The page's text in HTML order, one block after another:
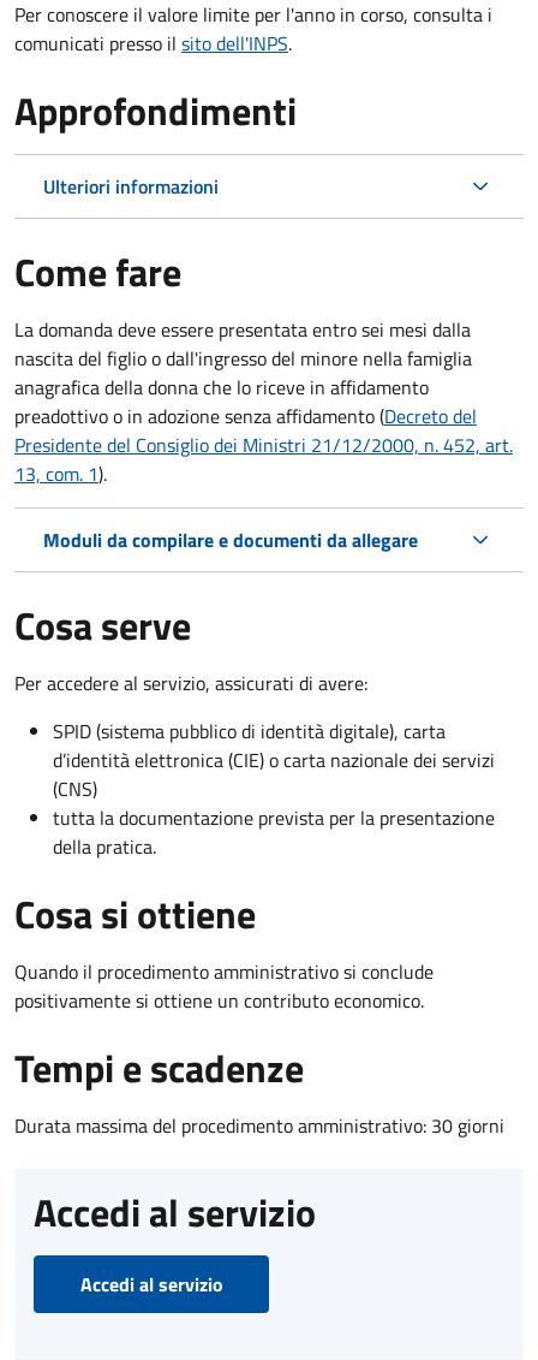
Per conoscere il valore limite per l'anno in corso, consulta i
comunicati presso il sito dell'INPS.
Approfondimenti
Ulteriori informazioni
Come fare
La domanda deve essere presentataentro sei mesi dalla
nascita del figlio o dall'ingresso del minore nella famiglia
anagrafica della donna che lo riceve in affidamento
preadottivo o in adozione senza affidamento (Decreto del
Presidente del Consiglio dei Ministri 21/12/2000, n. 452, art.
13, com. 1).
Moduli da compilare e documenti da allegare
Cosa serve
Per accedere al servizio, assicurati di avere:
SPID (sistema pubblico di identità digitale), carta
d’identità elettronica (CIE) o carta nazionale dei servizi
(CNS)
tutta la documentazione prevista per la presentazione
della pratica.
Cosa si ottiene
Quando il procedimento amministrativo si conclude
positivamente si ottiene un contributo economico.
Tempi e scadenze
Durata massima del procedimento amministrativo: 30 giorni
Accedi al servizio
Accedi al servizio